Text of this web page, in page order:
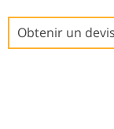
Obtenir un devis